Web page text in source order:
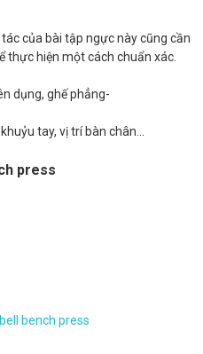
của bài tập ngực này cũng cần
thực hiện một cách chuẩn xác.
dụng, ghế phẳng-
tay, vị trí bàn chân...
press
bench press